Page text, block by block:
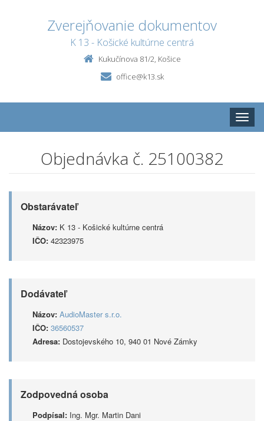
Zverejňovanie dokumentov
K 13 - Košické kultúrne centrá
Kukučínova 81/2, Košice
office@k13.sk
Toggle
Objednávka č. 25100382
Obstarávateľ
Názov: K 13 - Košické kultúrne centrá
IČO: 42323975
Dodávateľ
Názov: AudioMaster s.r.o.
IČO: 36560537
Adresa: Dostojevského 10, 940 01 Nové Zámky
Zodpovedná osoba
Podpísal: Ing. Mgr. Martin Dani